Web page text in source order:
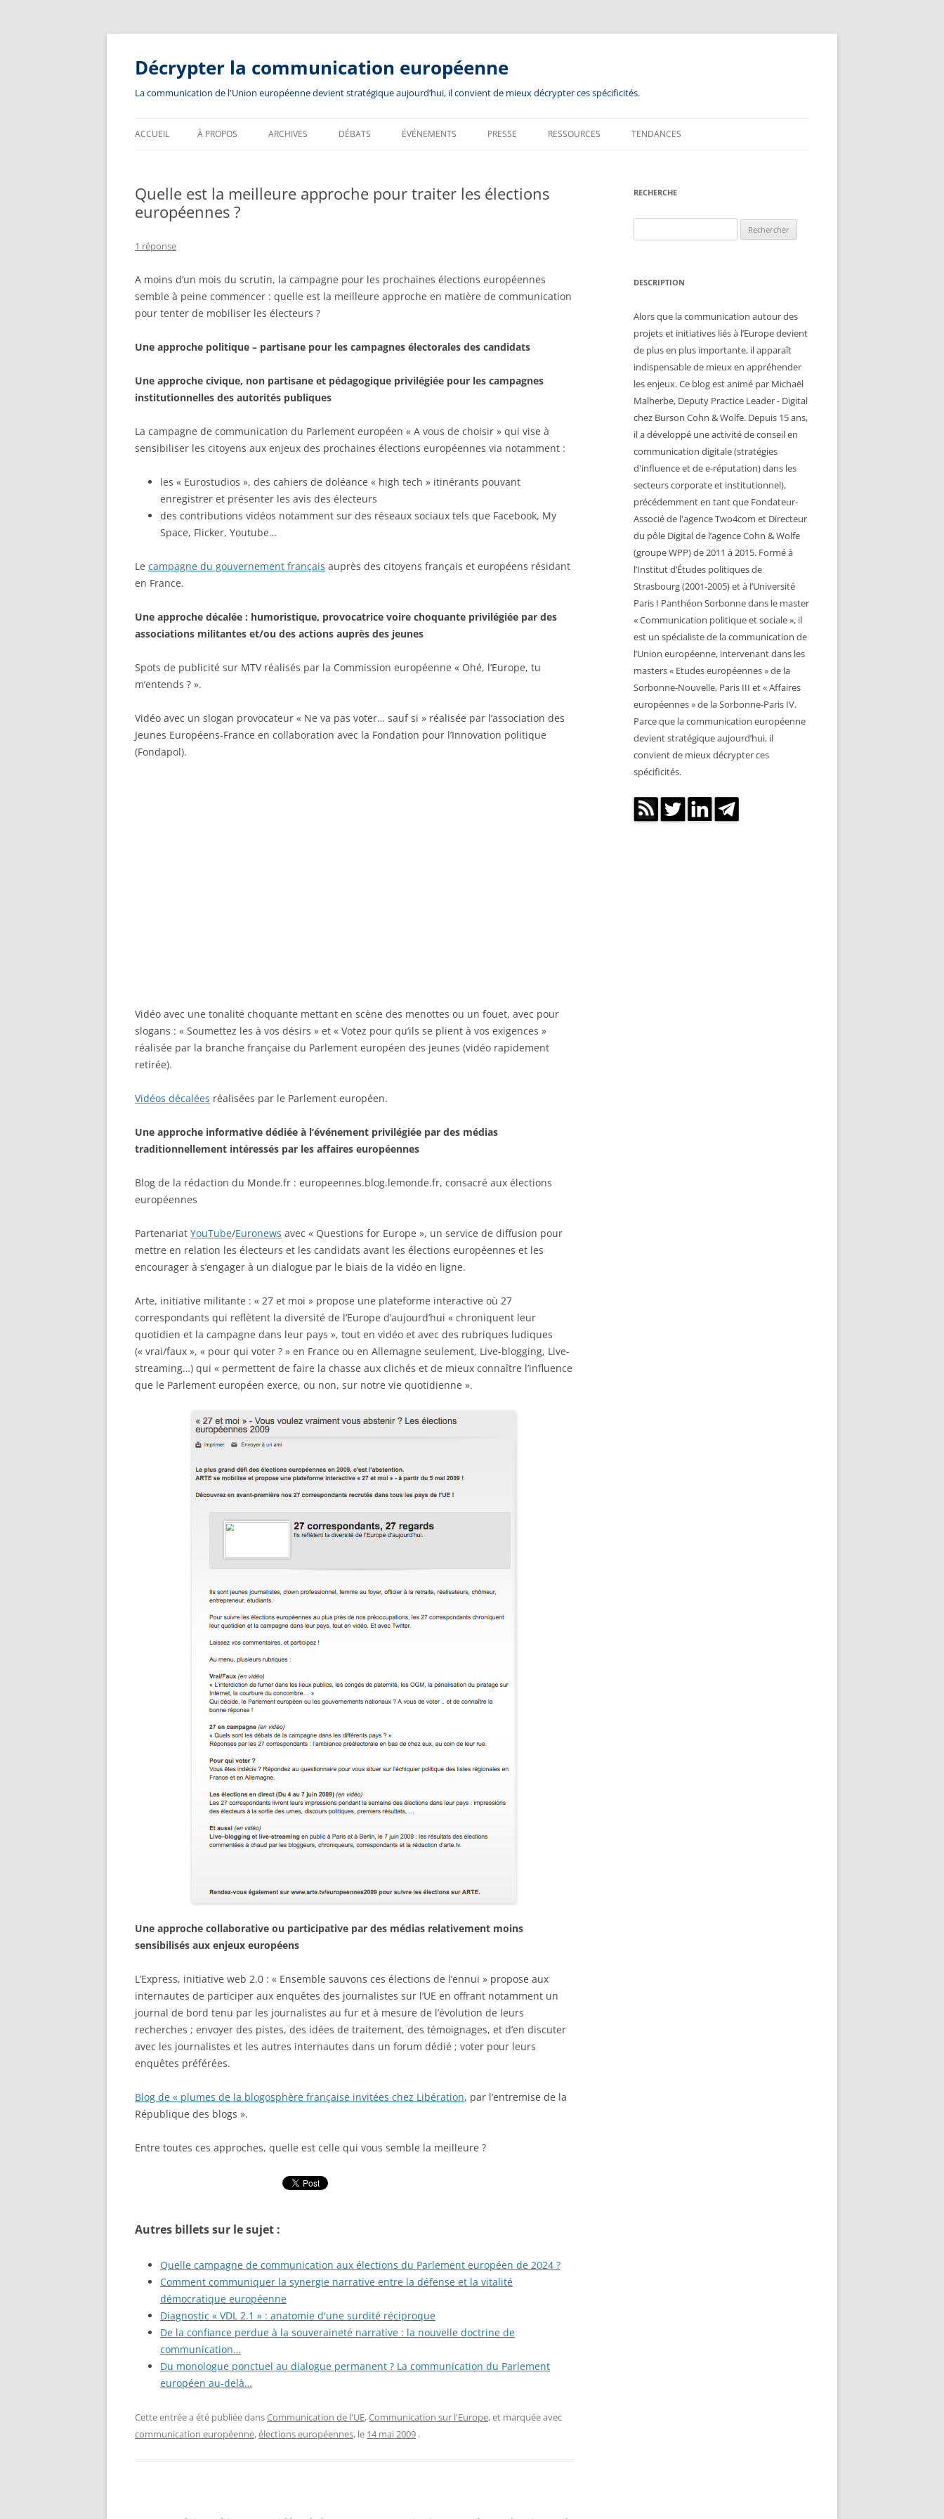
Aller
contenu
Décrypter la communication européenne
La communication de l'Union européenne devient stratégique aujourd’hui, il convient de mieux décrypter ces spécificités.
ACCUEIL À PROPOS ARCHIVES DÉBATS ÉVÉNEMENTS PRESSE RESSOURCES TENDANCES
Quelle est la meilleure approche pour traiter les élections
européennes ?
1 réponse
A moins d’un mois du scrutin, la campagne pour les prochaines élections européennes
semble à peine commencer : quelle est la meilleure approche en matière de communication
pour tenter de mobiliser les électeurs ?
Une approche politique – partisane pour les campagnes électorales des candidats
Une approche civique, non partisane et pédagogique privilégiée pour les campagnes
institutionnelles des autorités publiques
La campagne de communication du Parlement européen « A vous de choisir » qui vise à
sensibiliser les citoyens aux enjeux des prochaines élections européennes via notamment :
les « Eurostudios », des cahiers de doléance « high tech » itinérants pouvant
enregistrer et présenter les avis des électeurs
des contributions vidéos notamment sur des réseaux sociaux tels que Facebook, My
Space, Flicker, Youtube…
Le campagne du gouvernement français auprès des citoyens français et européens résidant
en France.
Une approche décalée : humoristique, provocatrice voire choquante privilégiée par des
associations militantes et/ou des actions auprès des jeunes
Spots de publicité sur MTV réalisés par la Commission européenne « Ohé, l’Europe, tu
m’entends ? ».
Vidéo avec un slogan provocateur « Ne va pas voter… sauf si » réalisée par l’association des
Jeunes Européens-France en collaboration avec la Fondation pour l’Innovation politique
(Fondapol).
Vidéo avec une tonalité choquante mettant en scène des menottes ou un fouet, avec pour
slogans : « Soumettez les à vos désirs » et « Votez pour qu’ils se plient à vos exigences »
réalisée par la branche française du Parlement européen des jeunes (vidéo rapidement
retirée).
Vidéos décalées réalisées par le Parlement européen.
Une approche informative dédiée à l’événement privilégiée par des médias
traditionnellement intéressés par les affaires européennes
Blog de la rédaction du Monde.fr : europeennes.blog.lemonde.fr, consacré aux élections
européennes
Partenariat YouTube/Euronews avec « Questions for Europe », un service de diffusion pour
mettre en relation les électeurs et les candidats avant les élections européennes et les
encourager à s’engager à un dialogue par le biais de la vidéo en ligne.
Arte, initiative militante : « 27 et moi » propose une plateforme interactive où 27
correspondants qui reflètent la diversité de l’Europe d’aujourd’hui « chroniquent leur
quotidien et la campagne dans leur pays », tout en vidéo et avec des rubriques ludiques
(« vrai/faux », « pour qui voter ? » en France ou en Allemagne seulement, Live-blogging, Live-
streaming…) qui « permettent de faire la chasse aux clichés et de mieux connaître l’influence
que le Parlement européen exerce, ou non, sur notre vie quotidienne ».
Une approche collaborative ou participative par des médias relativement moins
sensibilisés aux enjeux européens
L’Express, initiative web 2.0 : « Ensemble sauvons ces élections de l’ennui » propose aux
internautes de participer aux enquêtes des journalistes sur l’UE en offrant notamment un
journal de bord tenu par les journalistes au fur et à mesure de l’évolution de leurs
recherches ; envoyer des pistes, des idées de traitement, des témoignages, et d’en discuter
avec les journalistes et les autres internautes dans un forum dédié ; voter pour leurs
enquêtes préférées.
Blog de « plumes de la blogosphère française invitées chez Libération, par l’entremise de la
République des blogs ».
Entre toutes ces approches, quelle est celle qui vous semble la meilleure ?
Autres billets sur le sujet :
Quelle campagne de communication aux élections du Parlement européen de 2024 ?
Comment communiquer la synergie narrative entre la défense et la vitalité
démocratique européenne
Diagnostic « VDL 2.1 » : anatomie d'une surdité réciproque
De la confiance perdue à la souveraineté narrative : la nouvelle doctrine de
communication…
Du monologue ponctuel au dialogue permanent ? La communication du Parlement
européen au-delà…
Cette entrée a été publiée dansCommunication de l'UE,Communication sur l'Europe, et marquée avec
communication européenne,élections européennes, le 14 mai 2009 .
RECHERCHE
DESCRIPTION
Alors que la communication autour des
projets et initiatives liés à l’Europe devient
de plus en plus importante, il apparaît
indispensable de mieux en appréhender
les enjeux. Ce blog est animé par Michaël
Malherbe, Deputy Practice Leader - Digital
chez Burson Cohn & Wolfe. Depuis 15 ans,
il a développé une activité de conseil en
communication digitale (stratégies
d'influence et de e-réputation) dans les
secteurs corporate et institutionnel),
précédemment en tant que Fondateur-
Associé de l'agence Two4com et Directeur
du pôle Digital de l’agence Cohn & Wolfe
(groupe WPP) de 2011 à 2015. Formé à
l’Institut d’Études politiques de
Strasbourg (2001-2005) et à l’Université
Paris I Panthéon Sorbonne dans le master
« Communication politique et sociale », il
est un spécialiste de la communication de
l’Union européenne, intervenant dans les
masters « Etudes européennes » de la
Sorbonne-Nouvelle, Paris III et « Affaires
européennes » de la Sorbonne-Paris IV.
Parce que la communication européenne
devient stratégique aujourd’hui, il
convient de mieux décrypter ces
spécificités.